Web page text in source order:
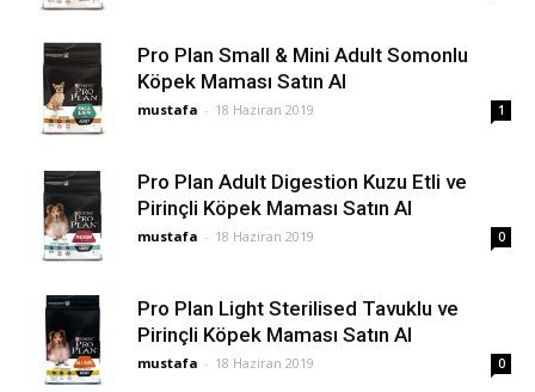
Pro Plan Small & Mini Adult Somonlu
Köpek Maması Satın Al
mustafa - 18 Haziran 2019 1
Pro Plan Adult Digestion Kuzu Etli ve
Pirinçli Köpek Maması Satın Al
mustafa - 18 Haziran 2019 0
Pro Plan Light Sterilised Tavuklu ve
Pirinçli Köpek Maması Satın Al
mustafa - 18 Haziran 2019 0